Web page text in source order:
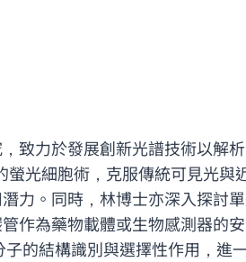
致力於發展創新光譜技術以解
螢光細胞術，克服傳統可見光
力。同時，林博士亦深入探討
作為藥物載體或生物感測器的
的結構識別與選擇性作用，進